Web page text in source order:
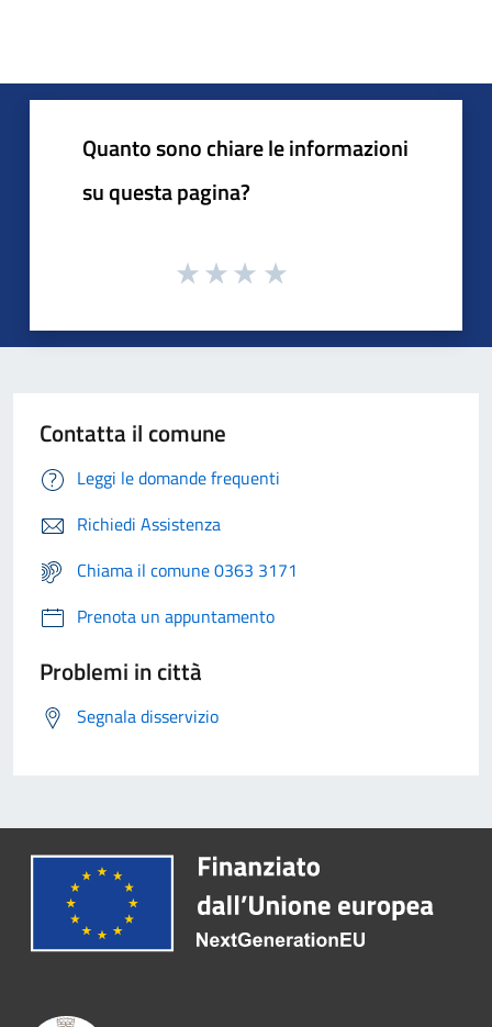
Quanto sono chiare le informazioni
su questa pagina?
Contatta il comune
Leggi le domande frequenti
Richiedi Assistenza
Chiama il comune 0363 3171
Prenota un appuntamento
Problemi in città
Segnala disservizio